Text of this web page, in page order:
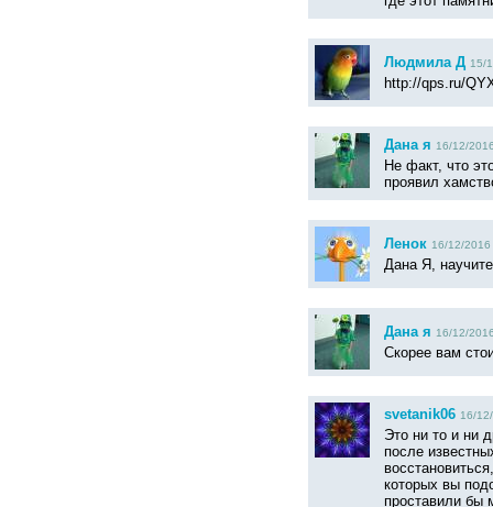
Людмила Д 15/
http://qps.ru/
Дана я 16/12/
Не факт, что
проявил
Ленок 16/12/
Дана Я,
Дана я 16/12/
Скорее вам
svetanik06 16/
Это ни то и ни
после
которых вы
проставили бы